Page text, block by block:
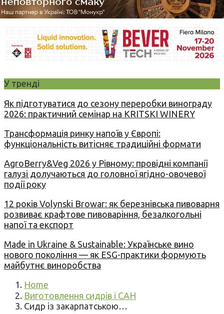
У тренді
Як підготуватися до сезону переробки винограду
2026: практичний семінар на KRITSKI WINERY
Трансформація ринку напоїв у Європі:
функціональність витісняє традиційні формати
AgroBerry&Veg 2026 у Рівному: провідні компанії
галузі долучаються до головної ягідно-овочевої
події року
12 років Volynski Browar: як березнівська пивоварня
розвиває крафтове пивоваріння, безалкогольні
напої та експорт
Made in Ukraine & Sustainable: Українське вино
нового покоління — як ESG-практики формують
майбутнє виноробства
Home
Виготовлення сидрів і САН
Сидр із закарпатською…